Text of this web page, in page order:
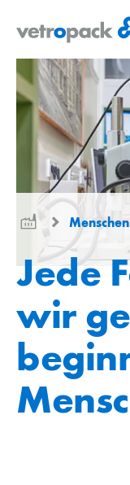
Startseite
Inhalt
springen
Kontakt
springen
Jede
wir